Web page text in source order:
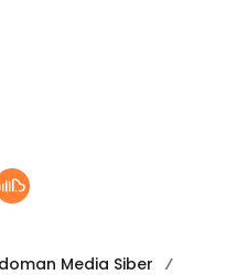
Media Siber